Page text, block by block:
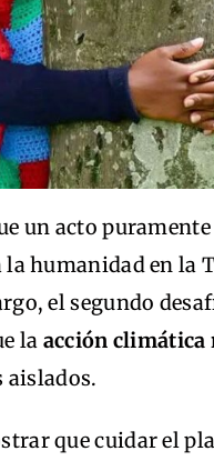
un acto
humanidad en la
el segundo
la acción climática
aislados.
que cuidar el